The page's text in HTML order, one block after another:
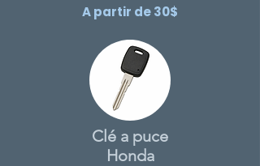
A partir de 30$
Clé a puce
Honda